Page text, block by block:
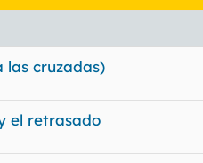
las cruzadas)
el retrasado